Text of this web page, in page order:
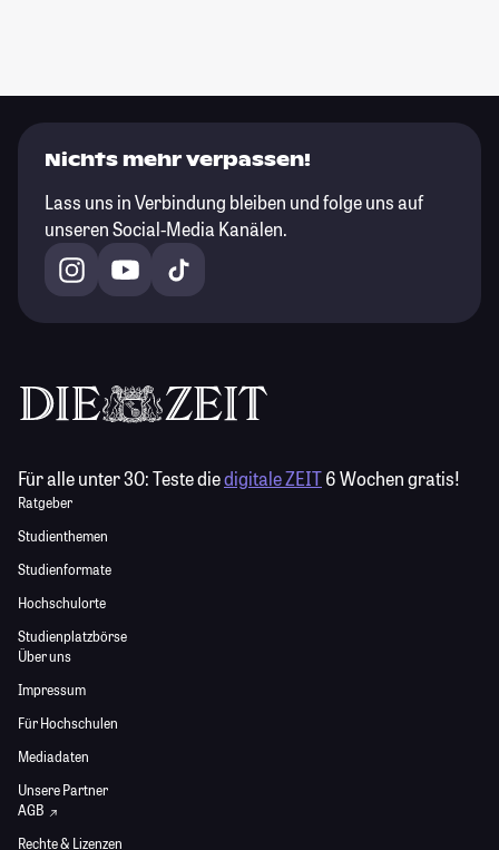
Nichts mehr verpassen!
Lass uns in Verbindung bleiben und folge uns auf
unseren Social-Media Kanälen.
Für alle unter 30:Teste diedigitale ZEIT6 Wochen gratis!
Ratgeber
Studienthemen
Studienformate
Hochschulorte
Studienplatzbörse
Über uns
Impressum
Für Hochschulen
Mediadaten
Unsere Partner
AGB
Rechte & Lizenzen